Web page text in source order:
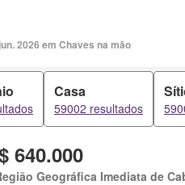
2026 em Chaves na mão
Casa
59002 resultados
640.000
Geográfica Imediata de